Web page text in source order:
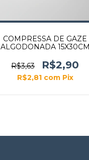
COMPRESSA DE GAZE
ALGODONADA 15X30CM
R$3,63 R$2,90
R$2,81 com Pix